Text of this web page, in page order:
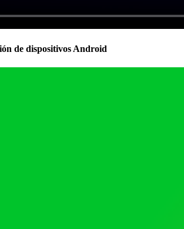
de dispositivos Android